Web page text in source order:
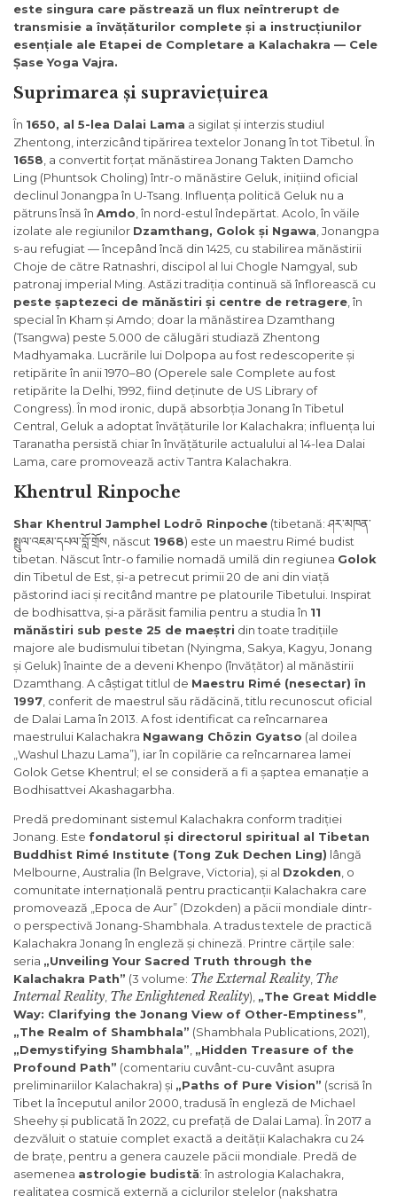
este singura care păstrează un flux neîntrerupt de
transmisie a învățăturilor complete și a instrucțiunilor
esențiale ale Etapei de Completare a Kalachakra — Cele
Șase Yoga Vajra.
Suprimarea și supraviețuirea
În 1650, al 5-lea Dalai Lama a sigilat și interzis studiul
Zhentong, interzicând tipărirea textelor Jonang în tot Tibetul. În
1658, a convertit forțat mănăstirea Jonang Takten Damcho
Ling (Phuntsok Choling) într-o mănăstire Geluk, inițiind oficial
declinul Jonangpa în U-Tsang. Influența politică Geluk nu a
pătruns însă în Amdo, în nord-estul îndepărtat. Acolo, în văile
izolate ale regiunilor Dzamthang, Golok și Ngawa, Jonangpa
s-au refugiat — începând încă din 1425, cu stabilirea mănăstirii
Choje de către Ratnashri, discipol al lui Chogle Namgyal, sub
patronaj imperial Ming. Astăzi tradiția continuă să înflorească cu
peste șaptezeci de mănăstiri și centre de retragere, în
special în Kham și Amdo; doar la mănăstirea Dzamthang
(Tsangwa) peste 5.000 de călugări studiază Zhentong
Madhyamaka. Lucrările lui Dolpopa au fost redescoperite și
retipărite în anii 1970–80 (Operele sale Complete au fost
retipărite la Delhi, 1992, fiind deținute de US Library of
Congress). În mod ironic, după absorbția Jonang în Tibetul
Central, Geluk a adoptat învățăturile lor Kalachakra; influența lui
Taranatha persistă chiar în învățăturile actualului al 14-lea Dalai
Lama, care promovează activ Tantra Kalachakra.
Khentrul Rinpoche
Shar Khentrul Jamphel Lodrö Rinpoche (tibetană: ཤར་མཁན་
སྤྲུལ་འཇམ་དཔལ་བློ་གྲོས, născut 1968) este un maestru Rimé budist
tibetan. Născut într-o familie nomadă umilă din regiunea Golok
din Tibetul de Est, și-a petrecut primii 20 de ani din viață
păstorind iaci și recitând mantre pe platourile Tibetului. Inspirat
de bodhisattva, și-a părăsit familia pentru a studia în 11
mănăstiri sub peste 25 de maeștri din toate tradițiile
majore ale budismului tibetan (Nyingma, Sakya, Kagyu, Jonang
și Geluk) înainte de a deveni Khenpo (învățător) al mănăstirii
Dzamthang. A câștigat titlul de Maestru Rimé (nesectar) în
1997, conferit de maestrul său rădăcină, titlu recunoscut oficial
de Dalai Lama în 2013. A fost identificat ca reîncarnarea
maestrului Kalachakra Ngawang Chözin Gyatso (al doilea
„Washul Lhazu Lama”), iar în copilărie ca reîncarnarea lamei
Golok Getse Khentrul; el se consideră a fi a șaptea emanație a
Bodhisattvei Akashagarbha.
Predă predominant sistemul Kalachakra conform tradiției
Jonang. Este fondatorul și directorul spiritual al Tibetan
Buddhist Rimé Institute (Tong Zuk Dechen Ling) lângă
Melbourne, Australia (în Belgrave, Victoria), și al Dzokden, o
comunitate internațională pentru practicanții Kalachakra care
promovează „Epoca de Aur” (Dzokden) a păcii mondiale dintr-
o perspectivă Jonang-Shambhala. A tradus textele de practică
Kalachakra Jonang în engleză și chineză. Printre cărțile sale:
seria „Unveiling Your Sacred Truth through the
Kalachakra Path” (3 volume: The External Reality, The
Internal Reality, The Enlightened Reality), „The Great Middle
Way: Clarifying the Jonang View of Other-Emptiness”,
„The Realm of Shambhala” (Shambhala Publications, 2021),
„Demystifying Shambhala”, „Hidden Treasure of the
Profound Path” (comentariu cuvânt-cu-cuvânt asupra
preliminariilor Kalachakra) și „Paths of Pure Vision” (scrisă în
Tibet la începutul anilor 2000, tradusă în engleză de Michael
Sheehy și publicată în 2022, cu prefață de Dalai Lama). În 2017 a
dezvăluit o statuie complet exactă a deității Kalachakra cu 24
de brațe, pentru a genera cauzele păcii mondiale. Predă de
asemenea astrologie budistă: în astrologia Kalachakra,
realitatea cosmică externă a ciclurilor stelelor (nakshatra